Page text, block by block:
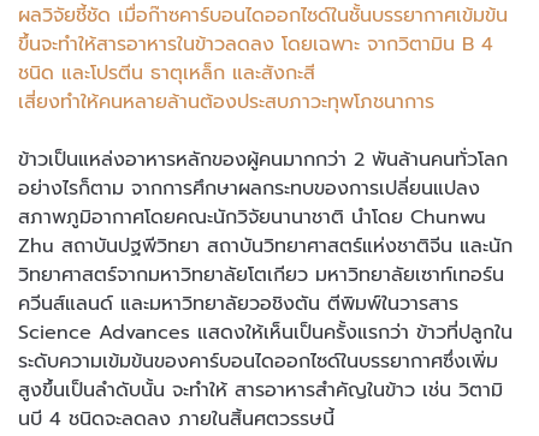
ผลวิจัยชี้ชัด เมื่อก๊าซคาร์บอนไดออกไซด์ในชั้นบรรยากาศเข้มข้น
ขึ้นจะทำให้สารอาหารในข้าวลดลง โดยเฉพาะ จากวิตามิน B 4
ชนิด และโปรตีน ธาตุเหล็ก และสังกะสี
เสี่ยงทำให้คนหลายล้านต้องประสบภาวะทุพโภชนาการ
ข้าวเป็นแหล่งอาหารหลักของผู้คนมากกว่า 2 พันล้านคนทั่วโลก
อย่างไรก็ตาม จากการศึกษาผลกระทบของการเปลี่ยนแปลง
สภาพภูมิอากาศโดยคณะนักวิจัยนานาชาติ นำโดย Chunwu
Zhu สถาบันปฐพีวิทยา สถาบันวิทยาศาสตร์แห่งชาติจีน และนัก
วิทยาศาสตร์จากมหาวิทยาลัยโตเกียว มหาวิทยาลัยเซาท์เทอร์น
ควีนส์แลนด์ และมหาวิทยาลัยวอชิงตัน ตีพิมพ์ในวารสาร
Science Advances แสดงให้เห็นเป็นครั้งแรกว่า ข้าวที่ปลูกใน
ระดับความเข้มข้นของคาร์บอนไดออกไซด์ในบรรยากาศซึ่งเพิ่ม
สูงขึ้นเป็นลำดับนั้น จะทำให้ สารอาหารสำคัญในข้าว เช่น วิตามิ
นบี 4 ชนิดจะลดลง ภายในสิ้นศตวรรษนี้